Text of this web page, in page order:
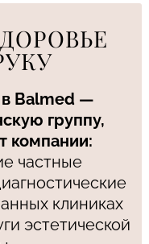
Balmed —
группу,
компании:
частные
клиниках
эстетической